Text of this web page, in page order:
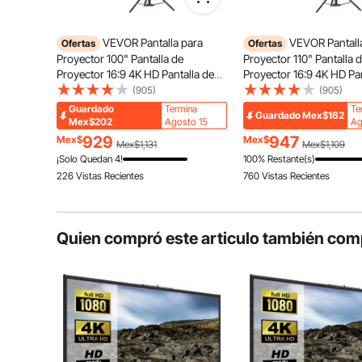
Pantalla
Ajuste de
Ofertas VEVOR Pantalla para
Proyector 100" Pantalla de
Proyector 16:9 4K HD Pantalla de
Proyector con Trípode Altura
Ajustable 200-250 cm Pantalla
Proyector Portátil 227x127 cm para
Cine en Casa Presentación
(905)
Guardado
Mex$202
Termina
Agosto 15
Mex$929 Mex$1,131
¡Solo Quedan 4!
226 Vistas Recientes
Ofertas VEVOR
Proyector 110" Pantalla
Proyector 16:9 4K HD
Proyector con Trípode
Ajustable 200 - 250 cm
Grados 244 x 137 cm
Casa, una Sala
(905)
GuardadoMex$162
Mex$947 Mex$1,109
100% Restante(s)
760 Vistas Recientes
Quien compró este articulo también